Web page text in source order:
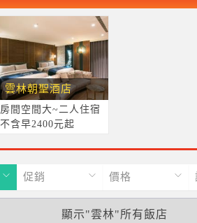
雲林朝聖酒店
房間空間大~二人住宿
不含早2400元起
促銷 價格
顯示"雲林"所有飯店